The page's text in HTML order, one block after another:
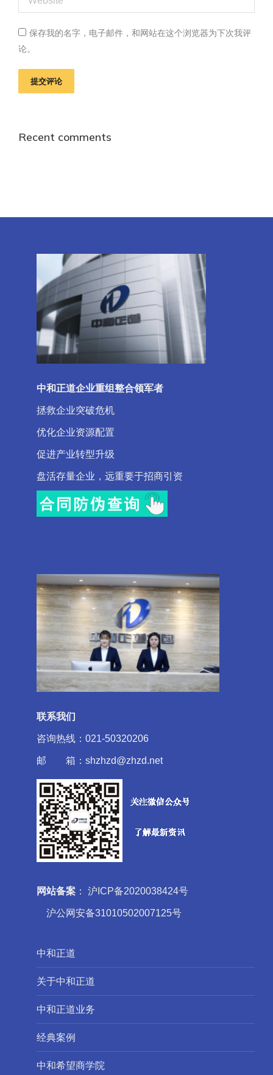
保存我的名字，电子邮件，和网站在这个浏览器为下次我评
论。
提交评论
Recent comments
中和正道企业重组整合领军者
拯救企业突破危机
优化企业资源配置
促进产业转型升级
盘活存量企业，远重要于招商引资
联系我们
咨询热线：021-50320206
邮 箱：shzhzd@zhzd.net
网站备案 ： 沪ICP备2020038424号
沪公网安备31010502007125号
中和正道
关于中和正道
中和正道业务
经典案例
中和希望商学院